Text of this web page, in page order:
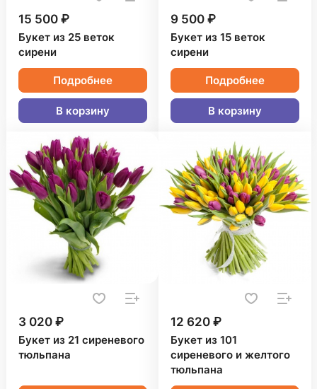
15 500 ₽
Букет из 25 веток
сирени
Подробнее
В корзину
9 500 ₽
Букет из 15 веток
сирени
Подробнее
В корзину
3 020 ₽
Букет из 21 сиреневого
тюльпана
12 620 ₽
Букет из 101
сиреневого и желтого
тюльпана